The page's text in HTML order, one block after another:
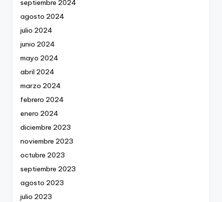
septiembre 2024
agosto 2024
julio 2024
junio 2024
mayo 2024
abril 2024
marzo 2024
febrero 2024
enero 2024
diciembre 2023
noviembre 2023
octubre 2023
septiembre 2023
agosto 2023
julio 2023